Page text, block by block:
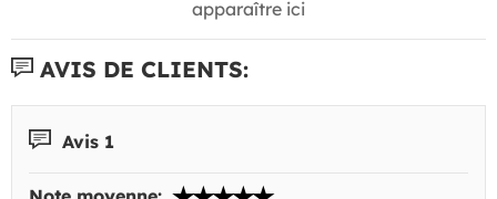
apparaître ici
AVIS DE CLIENTS:
Avis 1